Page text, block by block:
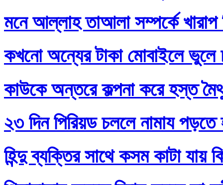
মনে আল্লাহ তাআলা সম্পর্কে
কখনো অন্যের টাকা মোবাইলে ভুলে
কাউকে অন্তরে কল্পনা করে হস্ত
২৩ দিন পিরিয়ড চললে নামায পড়তে
হিন্দু ব্যক্তির সাথে কসম কাটা যায়